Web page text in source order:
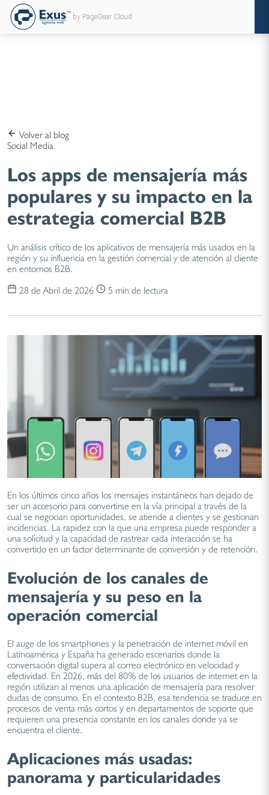
by PageGear Cloud
Volver al blog
Social Media
Los apps de mensajería más
populares y su impacto en la
estrategia comercial B2B
Un análisis crítico de los aplicativos de mensajería más usados en la
región y su influencia en la gestión comercial y de atención al cliente
en entornos B2B.
28 de Abril de 2026
5 min de lectura
En los últimos cinco años los mensajes instantáneos han dejado de
ser un accesorio para convertirse en la vía principal a través de la
cual se negocian oportunidades, se atiende a clientes y se gestionan
incidencias. La rapidez con la que una empresa puede responder a
una solicitud y la capacidad de rastrear cada interacción se ha
convertido en un factor determinante de conversión y de retención.
Evolución de los canales de
mensajería y su peso en la
operación comercial
El auge de los smartphones y la penetración de internet móvil en
Latinoamérica y España ha generado escenarios donde la
conversación digital supera al correo electrónico en velocidad y
efectividad. En 2026, más del 80% de los usuarios de internet en la
región utilizan al menos una aplicación de mensajería para resolver
dudas de consumo. En el contexto B2B, esa tendencia se traduce en
procesos de venta más cortos y en departamentos de soporte que
requieren una presencia constante en los canales donde ya se
encuentra el cliente.
Aplicaciones más usadas:
panorama y particularidades